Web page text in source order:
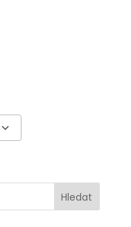
Hledat